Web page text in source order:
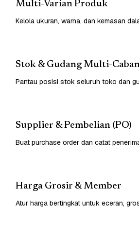
Multi-Varian Produk
Kelola ukuran, warna, dan kemasan
Stok & Gudang Multi-
Pantau posisi stok seluruh toko dan
Supplier & Pembelian (PO)
Buat purchase order dan catat
Harga Grosir & Member
Atur harga bertingkat untuk eceran,